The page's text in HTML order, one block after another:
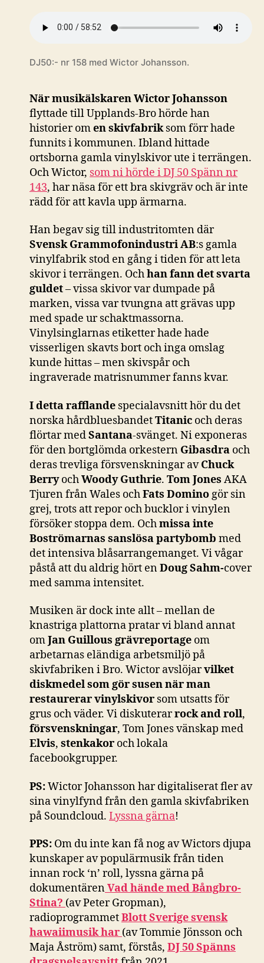
DJ50:- nr 158 med Wictor Johansson.
När musikälskaren Wictor Johansson
flyttade till Upplands-Bro hörde han
historier omen skivfabriksom förr hade
funnits i kommunen. Ibland hittade
ortsborna gamla vinylskivor ute i terrängen.
Och Wictor, som ni hörde i DJ 50 Spänn nr
143, har näsa för ett bra skivgräv och är inte
rädd för att kavla upp ärmarna.
Han begav sig till industritomten där
Svensk Grammofonindustri AB:s gamla
vinylfabrik stod en gång i tiden för att leta
skivor i terrängen. Ochhan fann det svarta
guldet– vissa skivor var dumpade på
marken, vissa var tvungna att grävas upp
med spade ur schaktmassorna.
Vinylsinglarnas etiketter hade hade
visserligen skavts bort och inga omslag
kunde hittas – men skivspår och
ingraverade matrisnummer fanns kvar.
I detta rafflande specialavsnitt hör du det
norska hårdbluesbandetTitanic och deras
flörtar medSantana-svänget. Ni exponeras
för den bortglömda orkestern Gibasdra och
deras trevliga försvenskningar avChuck
BerryochWoody Guthrie. Tom Jones AKA
Tjuren från Wales ochFats Dominogör sin
grej, trots att repor och bucklor i vinylen
försöker stoppa dem. Ochmissa inte
Boströmarnas sanslösa partybomb med
det intensiva blåsarrangemanget. Vi vågar
påstå att du aldrig hört enDoug Sahm-cover
med samma intensitet.
Musiken är dock inte allt – mellan de
knastriga plattorna pratar vi bland annat
omJan Guillous grävreportage om
arbetarnas eländiga arbetsmiljö på
skivfabriken i Bro. Wictor avslöjarvilket
diskmedel som gör susen när man
restaurerar vinylskivor som utsatts för
grus och väder. Vi diskuterarrock and roll,
försvenskningar, Tom Jones vänskap med
Elvis, stenkakor och lokala
facebookgrupper.
PS:Wictor Johansson har digitaliserat fler av
sina vinylfynd från den gamla skivfabriken
på Soundcloud. Lyssna gärna!
PPS: Om du inte kan få nog av Wictors djupa
kunskaper av populärmusik från tiden
innan rock ‘n’ roll, lyssna gärna på
dokumentärenVad hände med Bångbro-
Stina? (av Peter Gropman),
radioprogrammetBlott Sverige svensk
hawaiimusik har (av Tommie Jönsson och
Maja Åström) samt, förstås, DJ 50 Spänns